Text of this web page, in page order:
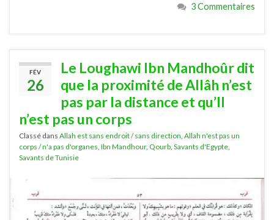
3 Commentaires
FÉV
26
Le Loughawi Ibn Mandhoûr dit
que la proximité de Allâh n’est
pas par la distance et qu’Il
n’est pas un corps
Classé dans Allah est sans endroit / sans direction, Allah n'est pas un
corps / n'a pas d'organes, Ibn Mandhour, Qourb, Savants d'Egypte,
Savants de Tunisie